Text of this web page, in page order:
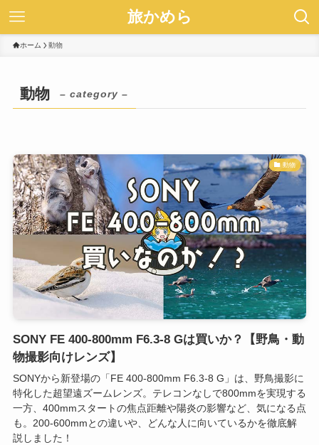
旅かめら
ホーム 動物
動物 – category –
動物
SONY FE 400-800mm F6.3-8 Gは買いか？【野鳥・動
物撮影向けレンズ】
SONYから新登場の「FE 400-800mm F6.3-8 G」は、野鳥撮影に
特化した超望遠ズームレンズ。テレコンなしで800mmを実現する
一方、400mmスタートの焦点距離や陽炎の影響など、気になる点
も。200-600mmとの違いや、どんな人に向いているかを徹底解
説しました！